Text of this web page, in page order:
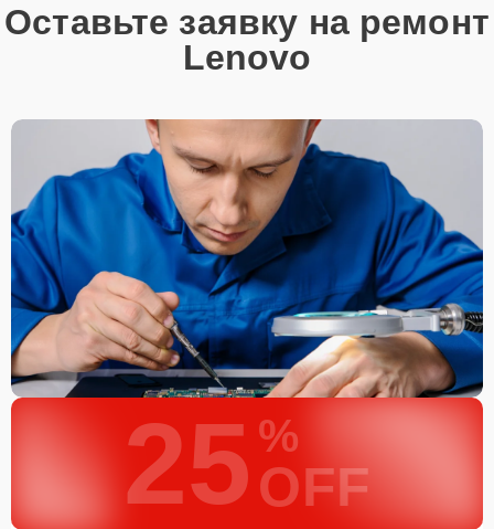
Оставьте заявку на ремонт
Lenovo
25 %
OFF